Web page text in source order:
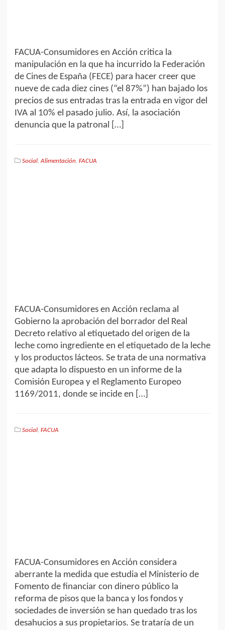
FACUA-Consumidores en Acción critica la
manipulación en la que ha incurrido la Federación
de Cines de España (FECE) para hacer creer que
nueve de cada diez cines (“el 87%”) han bajado los
precios de sus entradas tras la entrada en vigor del
IVA al 10% el pasado julio. Así, la asociación
denuncia que la patronal […]
Social,Alimentación, FACUA
FACUA-Consumidores en Acción reclama al
Gobierno la aprobación del borrador del Real
Decreto relativo al etiquetado del origen de la
leche como ingrediente en el etiquetado de la leche
y los productos lácteos. Se trata de una normativa
que adapta lo dispuesto en un informe de la
Comisión Europea y el Reglamento Europeo
1169/2011, donde se incide en […]
Social, FACUA
FACUA-Consumidores en Acción considera
aberrante la medida que estudia el Ministerio de
Fomento de financiar con dinero público la
reforma de pisos que la banca y los fondos y
sociedades de inversión se han quedado tras los
desahucios a sus propietarios. Se trataría de un